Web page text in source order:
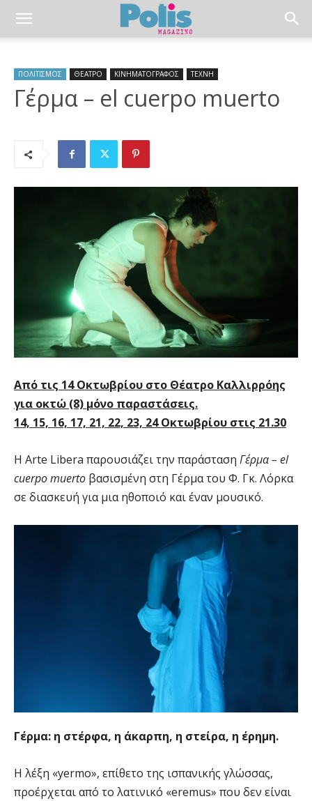
ΠΟΛΙΤΙΣΜΟΣ ΘΕΑΤΡΟ ΚΙΝΗΜΑΤΟΓΡΑΦΟΣ ΤΕΧΝΗ
Γέρµα – el cuerpo muerto
Από τις 14 Οκτωβρίου στο Θέατρο Καλλιρρόης
για οκτώ (8) µόνο παραστάσεις.
14, 15, 16, 17, 21, 22, 23, 24 Οκτωβρίου στις 21.30
Η Αrte Libera παρουσιάζει την παράσταση Γέρμα – el
cuerpo muerto βασισμένη στη Γέρμα του Φ. Γκ. Λόρκα
σε διασκευή για μια ηθοποιό και έναν μουσικό.
Γέρµα: η στέρφα, η άκαρπη, η στείρα, η έρηµη.
Η λέξη «yermo», επίθετο της ισπανικής γλώσσας,
προέρχεται από το λατινικό «eremus» που δεν είναι